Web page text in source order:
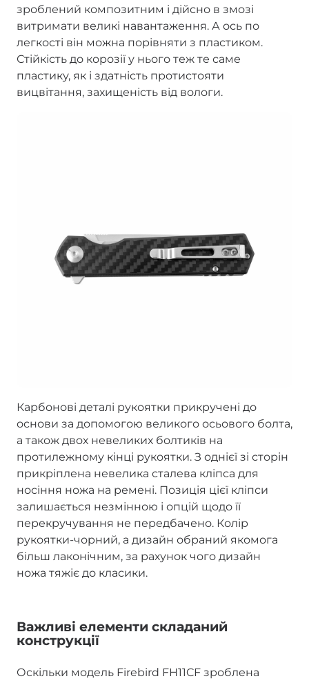
зроблений композитним і дійсно в змозі
витримати великі навантаження. А ось по
легкості він можна порівняти з пластиком.
Стійкість до корозії у нього теж те саме
пластику, як і здатність протистояти
вицвітання, захищеність від вологи.
Карбонові деталі рукоятки прикручені до
основи за допомогою великого осьового болта,
а також двох невеликих болтиків на
протилежному кінці рукоятки. З однієї зі сторін
прикріплена невелика сталева кліпса для
носіння ножа на ремені. Позиція цієї кліпси
залишається незмінною і опцій щодо її
перекручування не передбачено. Колір
рукоятки-чорний, а дизайн обраний якомога
більш лаконічним, за рахунок чого дизайн
ножа тяжіє до класики.
Важливі елементи складаний
конструкції
Оскільки модель Firebird FH11CF зроблена